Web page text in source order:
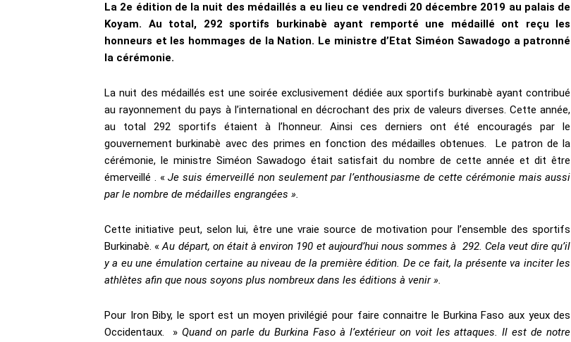
La 2e édition de la nuit des médaillés a eu lieu ce vendredi 20 décembre 2019 au palais de
Koyam. Au total, 292 sportifs burkinabè ayant remporté une médaillé ont reçu les
honneurs et les hommages de la Nation. Le ministre d’Etat Siméon Sawadogo a patronné
la cérémonie.
La nuit des médaillés est une soirée exclusivement dédiée aux sportifs burkinabè ayant contribué
au rayonnement du pays à l’international en décrochant des prix de valeurs diverses. Cette année,
au total 292 sportifs étaient à l’honneur. Ainsi ces derniers ont été encouragés par le
gouvernement burkinabè avec des primes en fonction des médailles obtenues. Le patron de la
cérémonie, le ministre Siméon Sawadogo était satisfait du nombre de cette année et dit être
émerveillé . «Je suis émerveillé non seulement par l’enthousiasme de cette cérémonie mais aussi
par le nombre de médailles engrangées ».
Cette initiative peut, selon lui, être une vraie source de motivation pour l’ensemble des sportifs
Burkinabè. «Au départ, on était à environ 190 et aujourd’hui nous sommes à 292. Cela veut dire qu’il
y a eu une émulation certaine au niveau de la première édition. De ce fait, la présente va inciter les
athlètes afin que nous soyons plus nombreux dans les éditions à venir ».
Pour Iron Biby, le sport est un moyen privilégié pour faire connaitre le Burkina Faso aux yeux des
Occidentaux. » Quand on parle du Burkina Faso à l’extérieur on voit les attaques. Il est de notre